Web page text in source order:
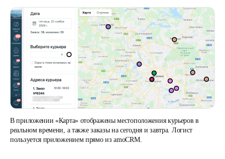
В приложении «Карта» отображены местоположения курьеров в
реальном времени, а также заказы на сегодня и завтра. Логист
пользуется приложением прямо из amoCRM.